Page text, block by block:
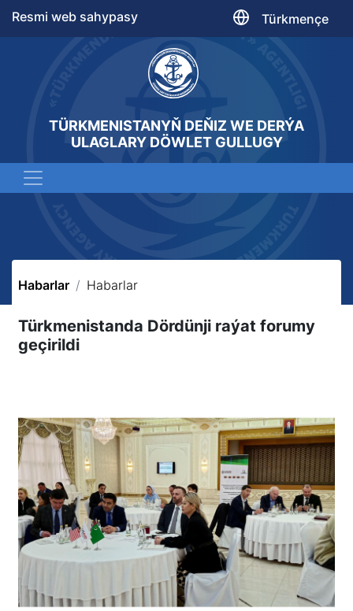
Resmi web sahypasy Türkmençe
TÜRKMENISTANYŇ DEŇIZ WE DERÝA
ULAGLARY DÖWLET GULLUGY
Habarlar Habarlar
Türkmenistanda Dördünji raýat forumy
geçirildi